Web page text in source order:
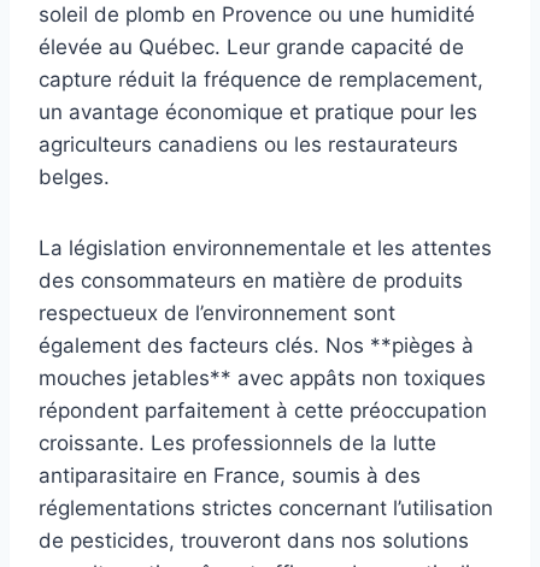
soleil de plomb en Provence ou une humidité
élevée au Québec. Leur grande capacité de
capture réduit la fréquence de remplacement,
un avantage économique et pratique pour les
agriculteurs canadiens ou les restaurateurs
belges.
La législation environnementale et les attentes
des consommateurs en matière de produits
respectueux de l’environnement sont
également des facteurs clés. Nos **pièges à
mouches jetables** avec appâts non toxiques
répondent parfaitement à cette préoccupation
croissante. Les professionnels de la lutte
antiparasitaire en France, soumis à des
réglementations strictes concernant l’utilisation
de pesticides, trouveront dans nos solutions